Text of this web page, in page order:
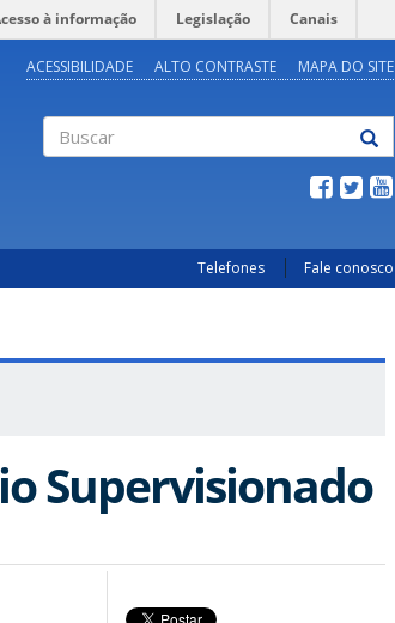
à informação Legislação Canais
ACESSIBILIDADE ALTO CONTRASTE MAPA DO SITE
Telefones Fale conosco
Supervisionado